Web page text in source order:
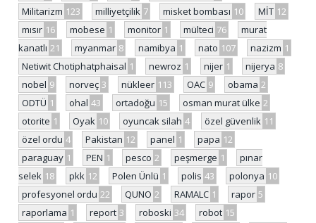
Militarizm 123 milliyetçilik 7 misket bombası 10 MİT 12
mısır 16 mobese 1 monitor 1 mülteci 76
murat
kanatlı 21 myanmar 8 namibya 1 nato 107 nazizm 1
Netiwit Chotiphatphaisal 1 newroz 1 nijer 1 nijerya 8
nobel 9 norveç 3 nükleer 113 OAC 9 obama 2
ODTÜ 1 ohal 43 ortadoğu 15 osman murat ülke 2
otorite 1 Oyak 10 oyuncak silah 4 özel güvenlik 11
özel ordu 4 Pakistan 12 panel 1 papa 12
paraguay 1 PEN 1 pesco 2 peşmerge 1
pınar
selek 18 pkk 12 Polen Ünlü 1 polis 43 polonya 10
profesyonel ordu 22 QUNO 2 RAMALC 1 rapor 5
raporlama 1 report 3 roboski 34 robot 15